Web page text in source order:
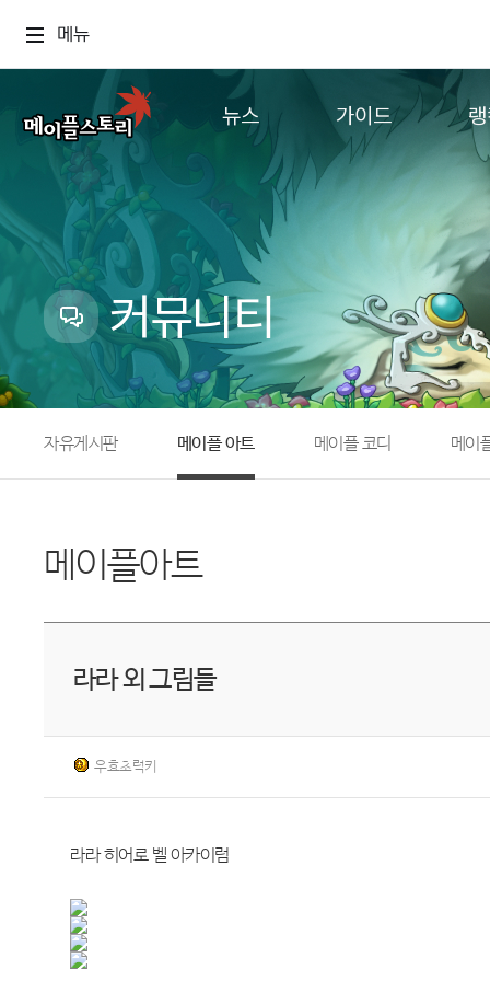
메뉴
뉴스
업데이트
이벤트
캐시샵 공지
메이플 알림판
with maple
가이드
추가정보
컨텐
커뮤니티
자유게시판 메이플 아트 메이플 코디 메이
메이플아트
라라 외 그림들
우효초럭키
라라 히어로 벨 아카이럼